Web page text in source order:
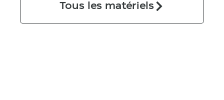
Tous les matériels